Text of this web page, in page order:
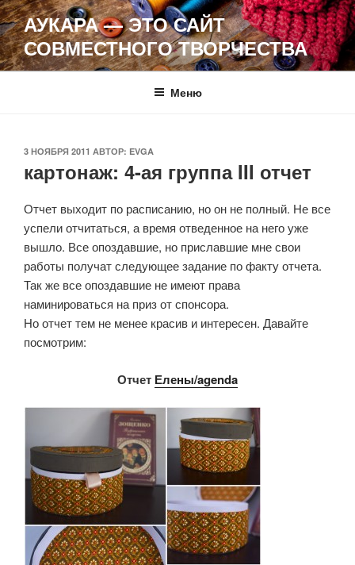
Перейти
к
содержимому
АУКАРА — ЭТО САЙТ
СОВМЕСТНОГО ТВОРЧЕСТВА
Меню
ОПУБЛИКОВАНО
3 НОЯБРЯ 2011 АВТОР: EVGA
картонаж: 4-ая группа III отчет
Отчет выходит по расписанию, но он не полный. Не все
успели отчитаться, а время отведенное на него уже
вышло. Все опоздавшие, но приславшие мне свои
работы получат следующее задание по факту отчета.
Так же все опоздавшие не имеют права
наминироваться на приз от спонсора.
Но отчет тем не менее красив и интересен. Давайте
посмотрим:
Отчет Елены/agenda